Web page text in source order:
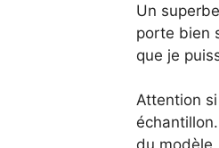
Un
porte bien
que je
Attention